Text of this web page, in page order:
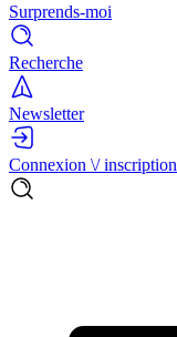
Surprends-moi
Recherche
Newsletter
Connexion \/ inscription